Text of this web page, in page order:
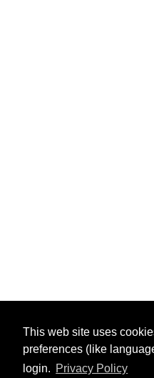
This web site uses
preferences (like
login. Privacy Policy